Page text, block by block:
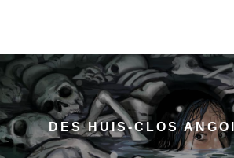
DES HUIS-CLOS